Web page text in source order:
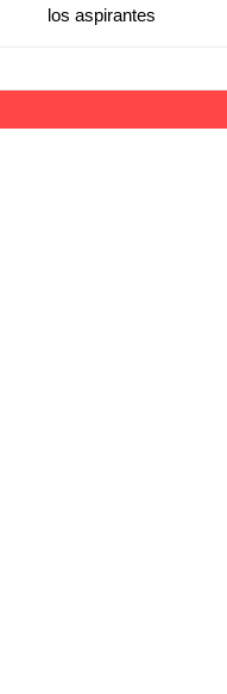
los aspirantes